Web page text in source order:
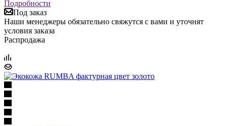
Подробности
Под заказ
Наши менеджеры обязательно свяжутся с вами и уточнят
условия заказа
Распродажа